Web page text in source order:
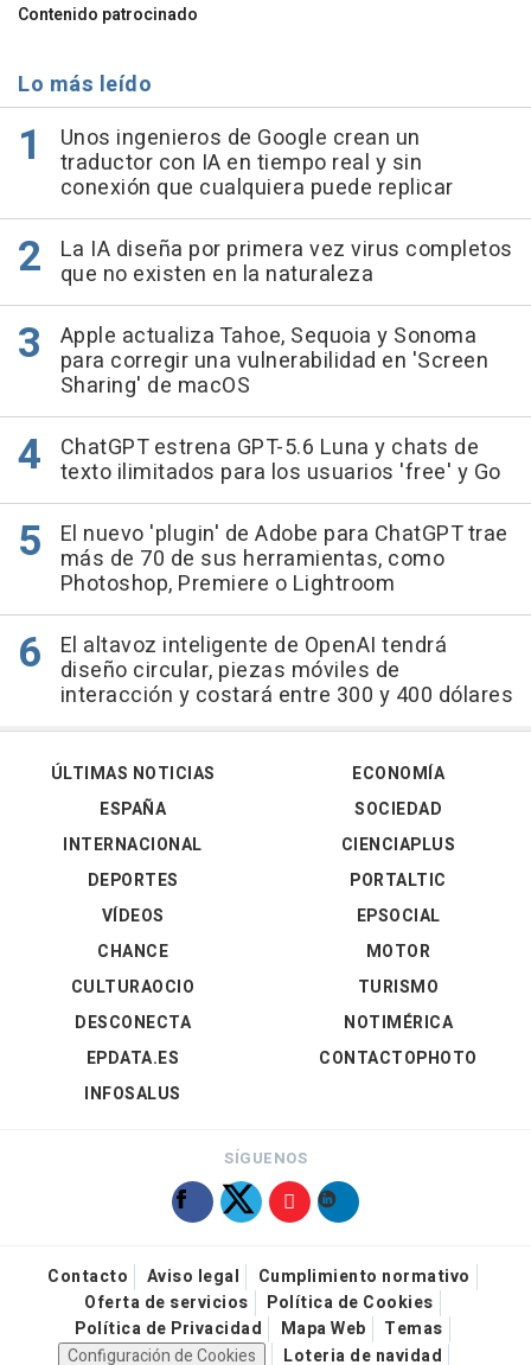
Contenido patrocinado
Lo más leído
Unos ingenieros de Google crean un
traductor con IA en tiempo real y sin
conexión que cualquiera puede replicar
La IA diseña por primera vez virus completos
que no existen en la naturaleza
Apple actualiza Tahoe, Sequoia y Sonoma
para corregir una vulnerabilidad en 'Screen
Sharing' de macOS
ChatGPT estrena GPT-5.6 Luna y chats de
texto ilimitados para los usuarios 'free' y Go
El nuevo 'plugin' de Adobe para ChatGPT trae
más de 70 de sus herramientas, como
Photoshop, Premiere o Lightroom
El altavoz inteligente de OpenAI tendrá
diseño circular, piezas móviles de
interacción y costará entre 300 y 400 dólares
ÚLTIMAS NOTICIAS
ESPAÑA
INTERNACIONAL
DEPORTES
VÍDEOS
ECONOMÍA
SOCIEDAD
CIENCIAPLUS
PORTALTIC
EPSOCIAL
CHANCE
CULTURAOCIO
DESCONECTA
EPDATA.ES
INFOSALUS
MOTOR
TURISMO
NOTIMÉRICA
CONTACTOPHOTO
SÍGUENOS
Contacto Aviso legal
Cumplimiento normativo
Oferta de servicios
Política de Cookies
Política de Privacidad
Mapa Web
Temas
Configuración de Cookies
Loteria de navidad